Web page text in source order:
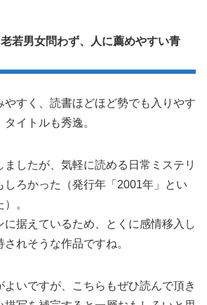
男女問わず、人に薦めやすい青
やすく、読書ほどほど勢でも入りやす
イトルも秀逸。
したが、気軽に読める日常ミステリ
しろかった（発行年「2001年」とい
。
に据えているため、とくに感情移入し
れそうな作品ですね。
よいですが、こちらもぜひ読んで頂き